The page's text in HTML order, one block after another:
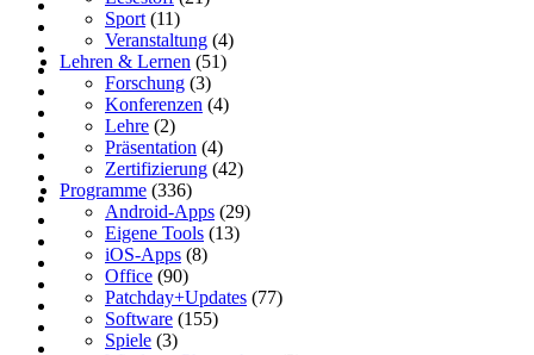
Sport(11)
Veranstaltung (4)
Lehren & Lernen (51)
Forschung (3)
Konferenzen (4)
Lehre (2)
Präsentation (4)
Zertifizierung (42)
Programme (336)
Android-Apps (29)
Eigene Tools (13)
iOS-Apps (8)
Office (90)
Patchday+Updates (77)
Software (155)
Spiele (3)